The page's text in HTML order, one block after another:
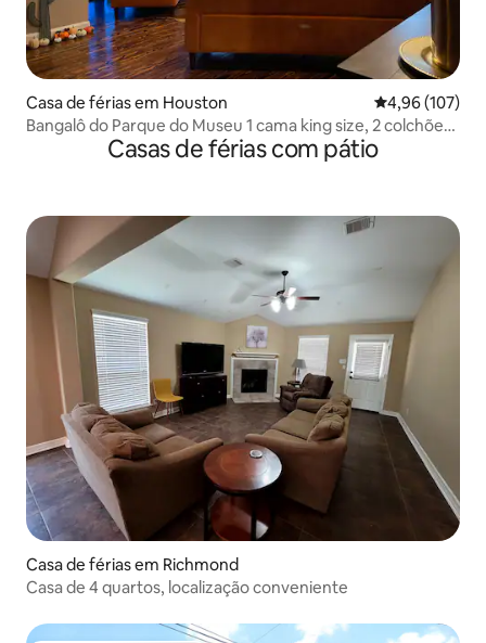
Casa de férias em Houston Classificação
4,96 (107)
Bangalô do Parque do Museu 1 cama king size, 2 colchões
infláveis, sofáCasas de férias com pátio
Casa de férias em Richmond
Casa de 4 quartos, localização conveniente